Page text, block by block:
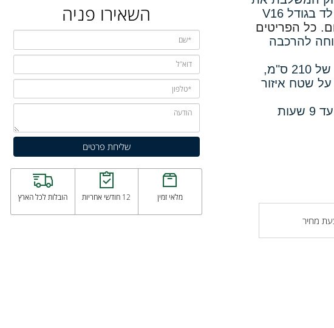
המשלבת את
V16
כל הפריטים
להרכבה
מוט האלומניום משתרע לגובה של 210 ס"מ,
איזור
השאירו פניה
מלאי זמין 12 חודשי אחריות הובלות לכל הארץ